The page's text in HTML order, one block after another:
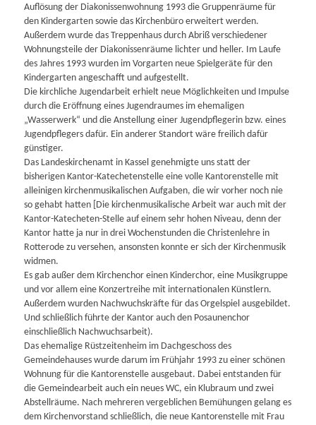
Auflösung der Diakonissenwohnung 1993 die Gruppenräume für
den Kindergarten sowie das Kirchenbüro erweitert werden.
Außerdem wurde das Treppenhaus durch Abriß verschiedener
Wohnungsteile der Diakonissenräume lichter und heller. Im Laufe
des Jahres 1993 wurden im Vorgarten neue Spielgeräte für den
Kindergarten angeschafft und aufgestellt.
Die kirchliche Jugendarbeit erhielt neue Möglichkeiten und Impulse
durch die Eröffnung eines Jugendraumes im ehemaligen
„Wasserwerk“ und die Anstellung einer Jugendpflegerin bzw. eines
Jugendpflegers dafür. Ein anderer Standort wäre freilich dafür
günstiger.
Das Landeskirchenamt in Kassel genehmigte uns statt der
bisherigen Kantor-Katechetenstelle eine volle Kantorenstelle mit
alleinigen kirchenmusikalischen Aufgaben, die wir vorher noch nie
so gehabt hatten [Die kirchenmusikalische Arbeit war auch mit der
Kantor-Katecheten-Stelle auf einem sehr hohen Niveau, denn der
Kantor hatte ja nur in drei Wochenstunden die Christenlehre in
Rotterode zu versehen, ansonsten konnte er sich der Kirchenmusik
widmen.
Es gab außer dem Kirchenchor einen Kinderchor, eine Musikgruppe
und vor allem eine Konzertreihe mit internationalen Künstlern.
Außerdem wurden Nachwuchskräfte für das Orgelspiel ausgebildet.
Und schließlich führte der Kantor auch den Posaunenchor
einschließlich Nachwuchsarbeit).
Das ehemalige Rüstzeitenheim im Dachgeschoss des
Gemeindehauses wurde darum im Frühjahr 1993 zu einer schönen
Wohnung für die Kantorenstelle ausgebaut. Dabei entstanden für
die Gemeindearbeit auch ein neues WC, ein Klubraum und zwei
Abstellräume. Nach mehreren vergeblichen Bemühungen gelang es
dem Kirchenvorstand schließlich, die neue Kantorenstelle mit Frau